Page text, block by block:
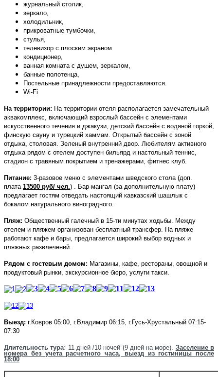
журнальный столик,
зеркало,
холодильник,
прикроватные тумбочки,
стулья,
телевизор с плоским экраном
кондиционер,
ванная комната с душем, зеркалом,
банные полотенца,
Постельные принадлежности предоставляются.
Wi-Fi
На территории: На территории отеля располагается замечательный
аквакомплекс, включающий взрослый бассейн с элементами
искусственного течения и джакузи, детский бассейн с водяной горкой,
финскую сауну и турецкий хаммам. Открытый бассейн с зоной
отдыха, столовая. Зеленый внутренний двор. Любителям активного
отдыха рядом с отелем доступен бильярд и настольный теннис,
стадион с травяным покрытием и тренажерами, фитнес клуб.
Питание: 3-разовое меню с элементами шведского стола (доп.
плата 13500 руб/ чел.) . Бар-мангал (за дополнительную плату)
предлагает гостям отведать настоящий кавказский шашлык с
бокалом натурального виноградного.
Пляж: Общественный галечный в 15-ти минутах ходьбы. Между
отелем и пляжем организован бесплатный трансфер. На пляже
работают кафе и бары, предлагается широкий выбор водных и
пляжных развлечений.
Рядом с гостевым домом: Магазины, кафе, рестораны, овощной и
продуктовый рынки, экскурсионное бюро, услуги такси.
Выезд: г.Ковров 05:00, г.Владимир 06:15, г.Гусь-Хрустальный 07:15-
07:30
Длительность тура: 11 дней /10 ночей (9 дней на море) Заселение в
номера без учета расчетного часа, выезд из гостиницы после
18:00